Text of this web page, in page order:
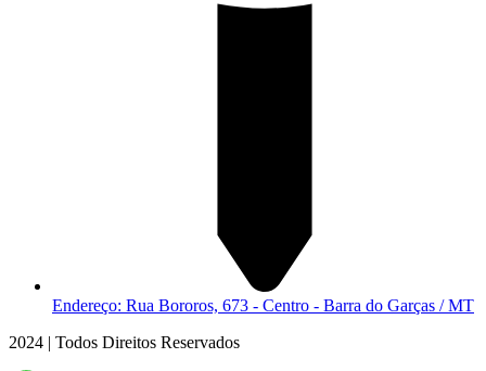
Endereço: Rua Bororos, 673 - Centro - Barra do Garças / MT
2024 | Todos Direitos Reservados